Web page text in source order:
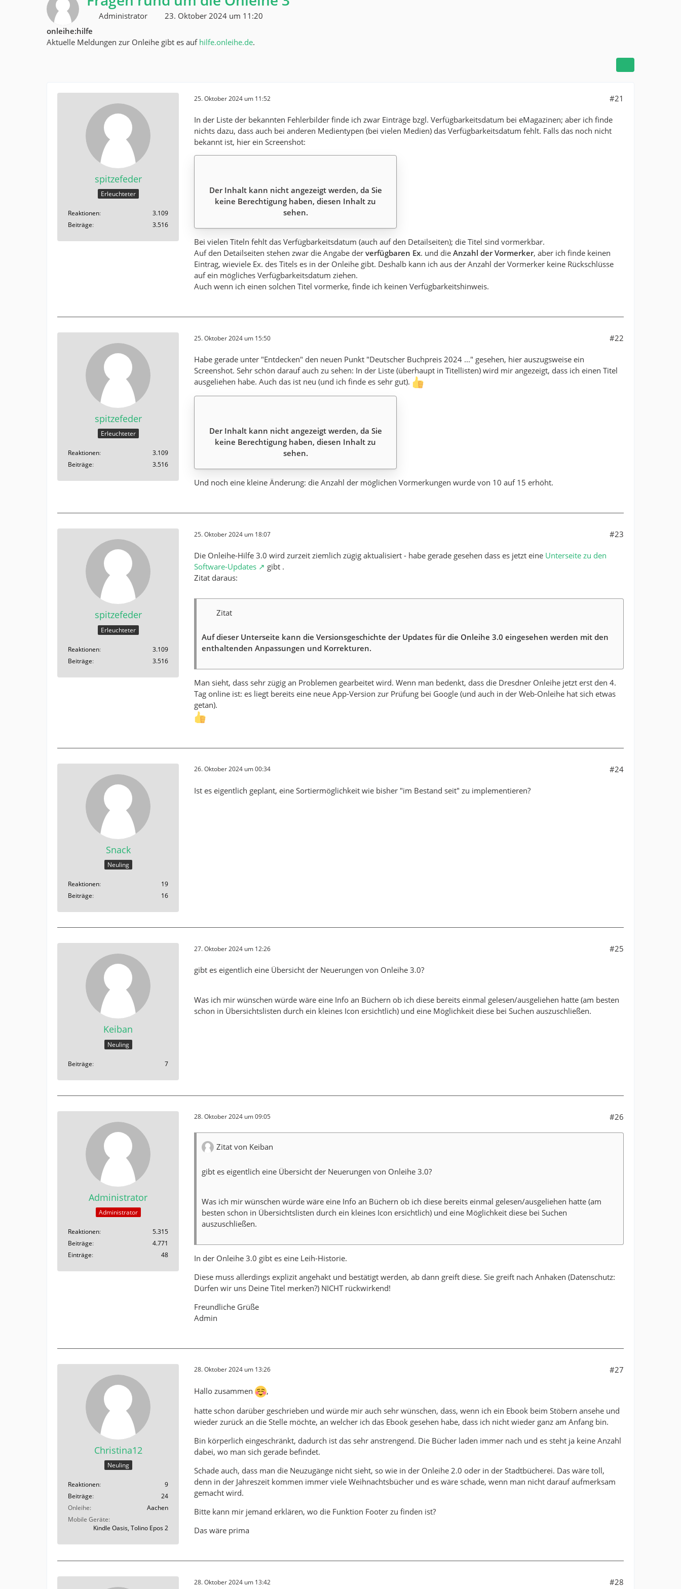
Administrator
23. Oktober 2024 um 11:20
onleihe:hilfe
Aktuelle Meldungen zur Onleihe gibt es auf hilfe.onleihe.de.
spitzefeder
Erleuchteter
Reaktionen
3.109
Beiträge
3.516
25. Oktober 2024 um 11:52 #21
In der Liste der bekannten Fehlerbilder finde ich zwar Einträge bzgl. Verfügbarkeitsdatum bei eMagazinen; aber ich finde
nichts dazu, dass auch bei anderen Medientypen (bei vielen Medien) das Verfügbarkeitsdatum fehlt. Falls das noch nicht
bekannt ist, hier ein Screenshot:
Der Inhalt kann nicht angezeigt werden, da Sie
keine Berechtigung haben, diesen Inhalt zu
sehen.
Bei vielen Titeln fehlt das Verfügbarkeitsdatum (auch auf den Detailseiten); die Titel sind vormerkbar.
Auf den Detailseiten stehen zwar die Angabe der verfügbaren Ex. und die Anzahl der Vormerker, aber ich finde keinen
Eintrag, wieviele Ex. des Titels es in der Onleihe gibt. Deshalb kann ich aus der Anzahl der Vormerker keine Rückschlüsse
auf ein mögliches Verfügbarkeitsdatum ziehen.
Auch wenn ich einen solchen Titel vormerke, finde ich keinen Verfügbarkeitshinweis.
spitzefeder
Erleuchteter
Reaktionen
3.109
Beiträge
3.516
25. Oktober 2024 um 15:50 #22
Habe gerade unter "Entdecken" den neuen Punkt "Deutscher Buchpreis 2024 ..." gesehen, hier auszugsweise ein
Screenshot. Sehr schön darauf auch zu sehen: In der Liste (überhaupt in Titellisten) wird mir angezeigt, dass ich einen Titel
ausgeliehen habe. Auch das ist neu (und ich finde es sehr gut).
Der Inhalt kann nicht angezeigt werden, da Sie
keine Berechtigung haben, diesen Inhalt zu
sehen.
Und noch eine kleine Änderung: die Anzahl der möglichen Vormerkungen wurde von 10 auf 15 erhöht.
spitzefeder
Erleuchteter
Reaktionen
3.109
Beiträge
3.516
25. Oktober 2024 um 18:07 #23
Die Onleihe-Hilfe 3.0 wird zurzeit ziemlich zügig aktualisiert - habe gerade gesehen dass es jetzt eine Unterseite zu den
Software-Updates
gibt .
Zitat daraus:
Zitat
Auf dieser Unterseite kann die Versionsgeschichte der Updates für die Onleihe 3.0 eingesehen werden mit den
enthaltenden Anpassungen und Korrekturen.
Man sieht, dass sehr zügig an Problemen gearbeitet wird. Wenn man bedenkt, dass die Dresdner Onleihe jetzt erst den 4.
Tag online ist: es liegt bereits eine neue App-Version zur Prüfung bei Google (und auch in der Web-Onleihe hat sich etwas
getan).
Snack
Neuling
Reaktionen
19
Beiträge
16
26. Oktober 2024 um 00:34 #24
Ist es eigentlich geplant, eine Sortiermöglichkeit wie bisher "im Bestand seit" zu implementieren?
Keiban
Neuling
Beiträge 7
27. Oktober 2024 um 12:26 #25
gibt es eigentlich eine Übersicht der Neuerungen von Onleihe 3.0?
Was ich mir wünschen würde wäre eine Info an Büchern ob ich diese bereits einmal gelesen/ausgeliehen hatte (am besten
schon in Übersichtslisten durch ein kleines Icon ersichtlich) und eine Möglichkeit diese bei Suchen auszuschließen.
Administrator
Administrator
Reaktionen
5.315
Beiträge
4.771
Einträge
48
28. Oktober 2024 um 09:05 #26
Zitat von Keiban
gibt es eigentlich eine Übersicht der Neuerungen von Onleihe 3.0?
Was ich mir wünschen würde wäre eine Info an Büchern ob ich diese bereits einmal gelesen/ausgeliehen hatte (am
besten schon in Übersichtslisten durch ein kleines Icon ersichtlich) und eine Möglichkeit diese bei Suchen
auszuschließen.
In der Onleihe 3.0 gibt es eine Leih-Historie.
Diese muss allerdings explizit angehakt und bestätigt werden, ab dann greift diese. Sie greift nach Anhaken (Datenschutz:
Dürfen wir uns Deine Titel merken?) NICHT rückwirkend!
Freundliche Grüße
Admin
Christina12
Neuling
Reaktionen
9
Beiträge
24
Onleihe
Aachen
Mobile Geräte
Kindle Oasis, Tolino Epos 2
28. Oktober 2024 um 13:26 #27
Hallo zusammen
,
hatte schon darüber geschrieben und würde mir auch sehr wünschen, dass, wenn ich ein Ebook beim Stöbern ansehe und
wieder zurück an die Stelle möchte, an welcher ich das Ebook gesehen habe, dass ich nicht wieder ganz am Anfang bin.
Bin körperlich eingeschränkt, dadurch ist das sehr anstrengend. Die Bücher laden immer nach und es steht ja keine Anzahl
dabei, wo man sich gerade befindet.
Schade auch, dass man die Neuzugänge nicht sieht, so wie in der Onleihe 2.0 oder in der Stadtbücherei. Das wäre toll,
denn in der Jahreszeit kommen immer viele Weihnachtsbücher und es wäre schade, wenn man nicht darauf aufmerksam
gemacht wird.
Bitte kann mir jemand erklären, wo die Funktion Footer zu finden ist?
Das wäre prima
28. Oktober 2024 um 13:42 #28